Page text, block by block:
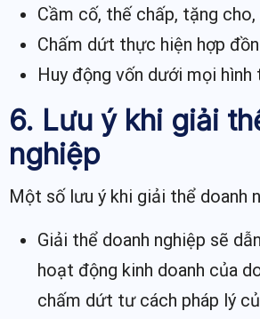
Cầm cố, thế chấp, tặng
Chấm dứt thực hiện hợp
Huy động vốn dưới mọi hình
6. Lưu ý khi giải
nghiệp
Một số lưu ý khi giải thể doanh
Giải thể doanh nghiệp sẽ
hoạt động kinh doanh của
chấm dứt tư cách pháp lý